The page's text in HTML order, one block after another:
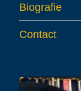
Biografie
Contact
Audiospeler